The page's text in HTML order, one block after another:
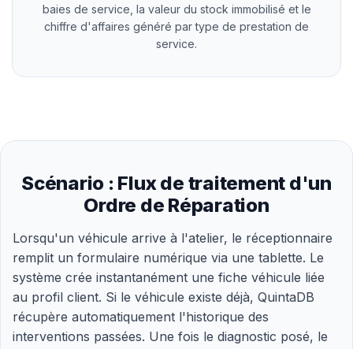
baies de service, la valeur du stock immobilisé et le
chiffre d'affaires généré par type de prestation de
service.
Scénario : Flux de traitement d'un
Ordre de Réparation
Lorsqu'un véhicule arrive à l'atelier, le réceptionnaire
remplit un formulaire numérique via une tablette. Le
système crée instantanément une fiche véhicule liée
au profil client. Si le véhicule existe déjà, QuintaDB
récupère automatiquement l'historique des
interventions passées. Une fois le diagnostic posé, le